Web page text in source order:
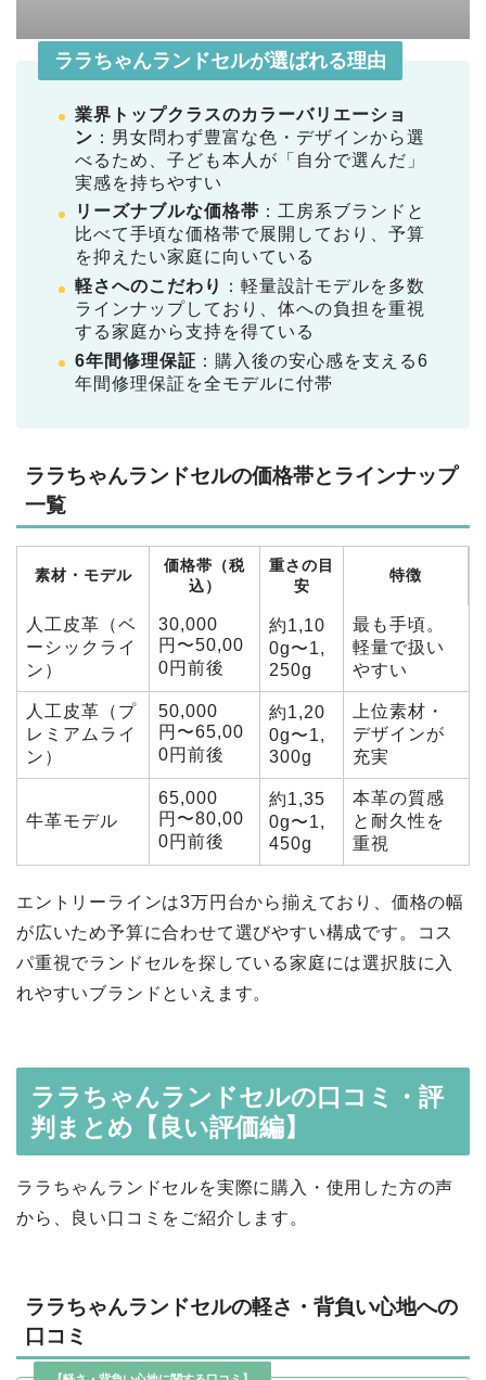
ララちゃんランドセルが選ばれる理由
業界トップクラスのカラーバリエーショ
ン ：男女問わず豊富な色・デザインから選
べるため、子ども本人が「自分で選んだ」
実感を持ちやすい
リーズナブルな価格帯 ：工房系ブランドと
比べて手頃な価格帯で展開しており、予算
を抑えたい家庭に向いている
軽さへのこだわり
：軽量設計モデルを多数
ラインナップしており、体への負担を重視
する家庭から支持を得ている
6年間修理保証 ：購入後の安心感を支える6
年間修理保証を全モデルに付帯
ララちゃんランドセルの価格帯とラインナップ
一覧
素材・モデル
価格帯（税
込）
重さの目
安
特徴
人工皮革（ベ
ーシックライ
ン）
30,000
円〜50,00
0円前後
約1,10
0g〜1,
250g
最も手頃。
軽量で扱い
やすい
人工皮革（プ
レミアムライ
ン）
50,000
円〜65,00
0円前後
約1,20
0g〜1,
300g
上位素材・
デザインが
充実
牛革モデル
65,000
円〜80,00
0円前後
約1,35
0g〜1,
450g
本革の質感
と耐久性を
重視
エントリーラインは3万円台から揃えており、価格の幅
が広いため予算に合わせて選びやすい構成です。コス
パ重視でランドセルを探している家庭には選択肢に入
れやすいブランドといえます。
ララちゃんランドセルの口コミ・評
判まとめ【良い評価編】
ララちゃんランドセルを実際に購入・使用した方の声
から、良い口コミをご紹介します。
ララちゃんランドセルの軽さ・背負い心地への
口コミ